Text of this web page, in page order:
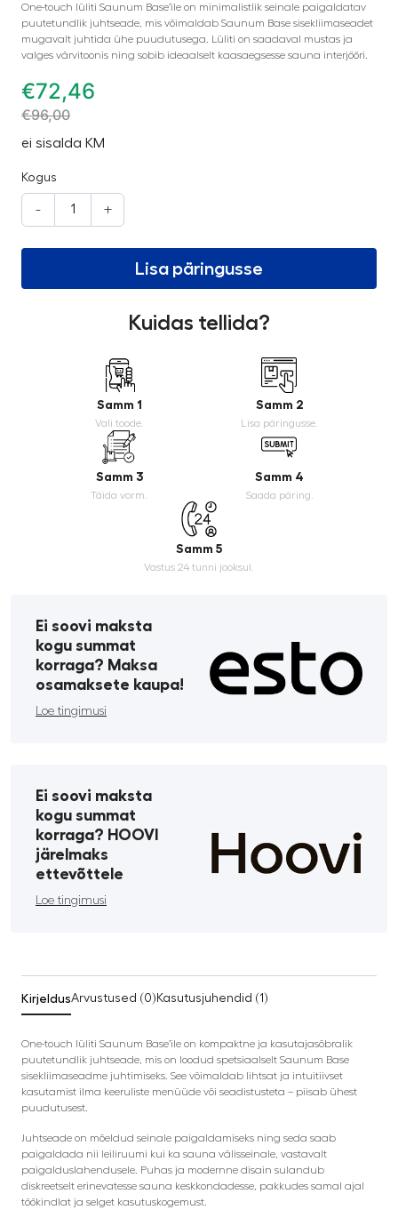
One-touch lüliti Saunum Base’ile on minimalistlik seinale paigaldatav
puutetundlik juhtseade, mis võimaldab Saunum Base sisekliimaseadet
mugavalt juhtida ühe puudutusega. Lüliti on saadaval mustas ja
valges värvitoonis ning sobib ideaalselt kaasaegsesse sauna interjööri.
€72,46
€96,00
ei sisalda KM
Kogus
- +
Lisa päringusse
Kuidas tellida?
Samm 1
Vali toode.
Samm 2
Lisa päringusse.
Samm 3
Täida vorm.
Samm 4
Saada päring.
Samm 5
Vastus 24 tunni jooksul.
Ei soovi maksta
kogu summat
korraga? Maksa
osamaksete kaupa!
Loe tingimusi
Ei soovi maksta
kogu summat
korraga? HOOVI
järelmaks
ettevõttele
Loe tingimusi
KirjeldusArvustused (0) Kasutusjuhendid (1)
One-touch lüliti Saunum Base’ile on kompaktne ja kasutajasõbralik
puutetundlik juhtseade, mis on loodud spetsiaalselt Saunum Base
sisekliimaseadme juhtimiseks. See võimaldab lihtsat ja intuitiivset
kasutamist ilma keeruliste menüüde või seadistusteta – piisab ühest
puudutusest.
Juhtseade on mõeldud seinale paigaldamiseks ning seda saab
paigaldada nii leiliruumi kui ka sauna välisseinale, vastavalt
paigalduslahendusele. Puhas ja modernne disain sulandub
diskreetselt erinevatesse sauna keskkondadesse, pakkudes samal ajal
töökindlat ja selget kasutuskogemust.